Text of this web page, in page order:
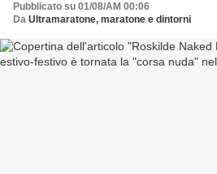
Pubblicato su 01/08/AM 00:06
Da Ultramaratone, maratone e dintorni